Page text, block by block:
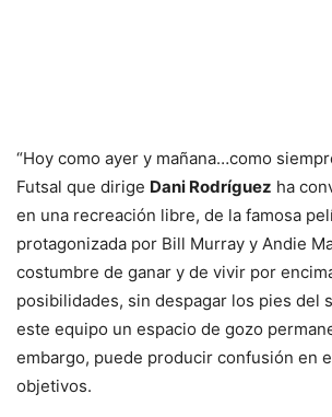
“Hoy como ayer y mañana…como
Futsal que dirige Dani Rodríguez ha
en una recreación libre, de la famosa
protagonizada por Bill Murray y Andie
costumbre de ganar y de vivir por
posibilidades, sin despagar los pies del
este equipo un espacio de gozo
embargo, puede producir confusión en
objetivos.